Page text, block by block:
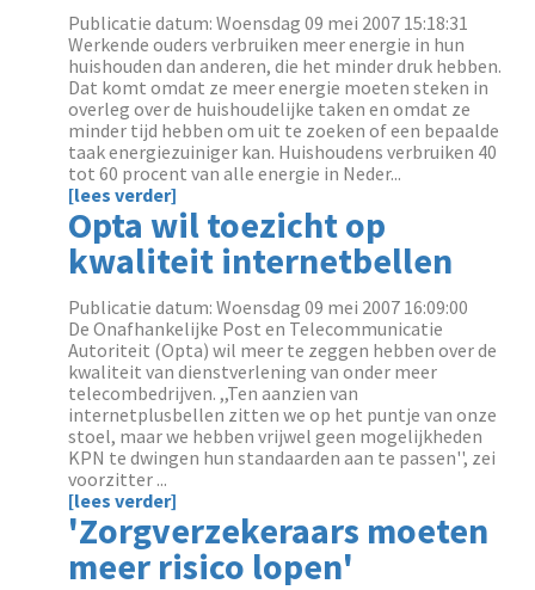
Publicatie datum: Woensdag 09 mei 2007 15:18:31
Werkende ouders verbruiken meer energie in hun
huishouden dan anderen, die het minder druk hebben.
Dat komt omdat ze meer energie moeten steken in
overleg over de huishoudelijke taken en omdat ze
minder tijd hebben om uit te zoeken of een bepaalde
taak energiezuiniger kan. Huishoudens verbruiken 40
tot 60 procent van alle energie in Neder...
[lees verder]
Opta wil toezicht op
kwaliteit internetbellen
Publicatie datum: Woensdag 09 mei 2007 16:09:00
De Onafhankelijke Post en Telecommunicatie
Autoriteit (Opta) wil meer te zeggen hebben over de
kwaliteit van dienstverlening van onder meer
telecombedrijven. ,,Ten aanzien van
internetplusbellen zitten we op het puntje van onze
stoel, maar we hebben vrijwel geen mogelijkheden
KPN te dwingen hun standaarden aan te passen'', zei
voorzitter ...
[lees verder]
'Zorgverzekeraars moeten
meer risico lopen'